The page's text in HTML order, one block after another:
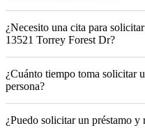
¿Necesito una cita para
13521 Torrey Forest Dr?
¿Cuánto tiempo toma solicitar
persona?
¿Puedo solicitar un préstamo y